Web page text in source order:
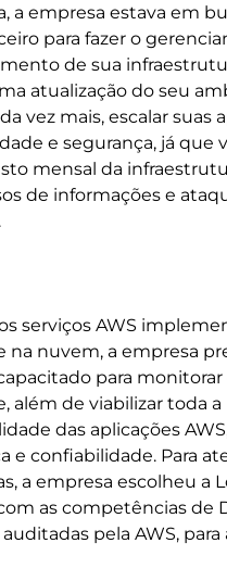
a empresa estava em
para fazer o
de sua
atualização do seu
vez mais, escalar suas
e segurança, já que
mensal da
de informações e
serviços AWS
na nuvem, a empresa
para
além de viabilizar toda a
das aplicações
e confiabilidade. Para
a empresa escolheu a
as competências de
pela AWS, para